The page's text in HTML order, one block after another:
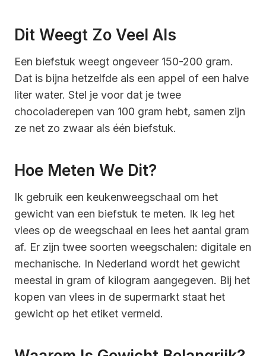
Dit Weegt Zo Veel Als
Een biefstuk weegt ongeveer 150-200 gram.
Dat is bijna hetzelfde als een appel of een halve
liter water. Stel je voor dat je twee
chocoladerepen van 100 gram hebt, samen zijn
ze net zo zwaar als één biefstuk.
Hoe Meten We Dit?
Ik gebruik een keukenweegschaal om het
gewicht van een biefstuk te meten. Ik leg het
vlees op de weegschaal en lees het aantal gram
af. Er zijn twee soorten weegschalen: digitale en
mechanische. In Nederland wordt het gewicht
meestal in gram of kilogram aangegeven. Bij het
kopen van vlees in de supermarkt staat het
gewicht op het etiket vermeld.